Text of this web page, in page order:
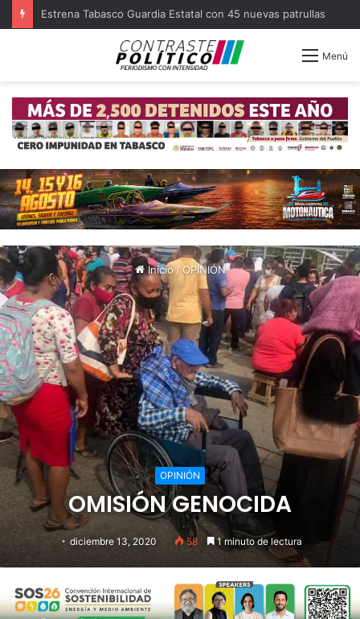
Estrena Tabasco Guardia Estatal con 45 nuevas patrullas
Menú
Inicio/ OPINIÓN
OPINIÓN
OMISIÓN GENOCIDA
diciembre 13, 2020 58 1 minuto de lectura